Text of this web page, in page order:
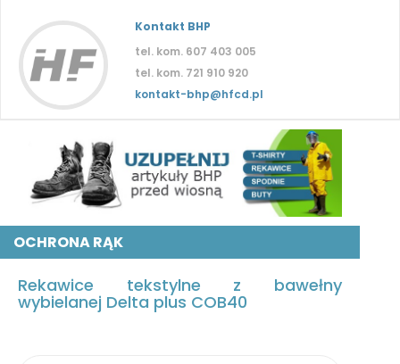
Kontakt BHP
tel. kom. 607 403 005
tel. kom. 721 910 920
kontakt-bhp@hfcd.pl
OCHRONA RĄK
Rekawice tekstylne z bawełny
wybielanej Delta plus COB40